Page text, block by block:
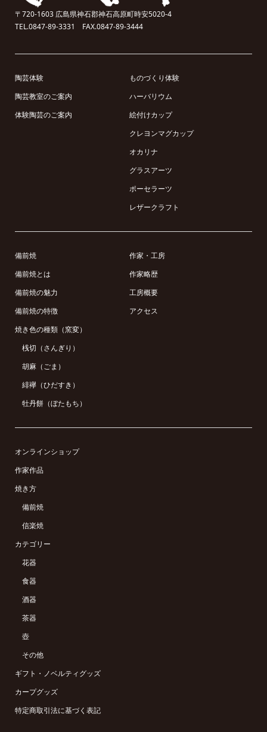
〒720-1603 広島県神石郡神石高原町時安5020-4
TEL.0847-89-3331 FAX.0847-89-3444
陶芸体験
陶芸教室のご案内
体験陶芸のご案内
ものづくり体験
ハーバリウム
絵付けカップ
クレヨンマグカップ
オカリナ
グラスアーツ
ポーセラーツ
レザークラフト
備前焼
備前焼とは
備前焼の魅力
備前焼の特徴
焼き色の種類（窯変）
桟切（さんぎり）
胡麻（ごま）
緋襷（ひだすき）
牡丹餅（ぼたもち）
作家・工房
作家略歴
工房概要
アクセス
オンラインショップ
作家作品
焼き方
備前焼
信楽焼
カテゴリー
花器
食器
酒器
茶器
壺
その他
ギフト・ノベルティグッズ
カープグッズ
特定商取引法に基づく表記